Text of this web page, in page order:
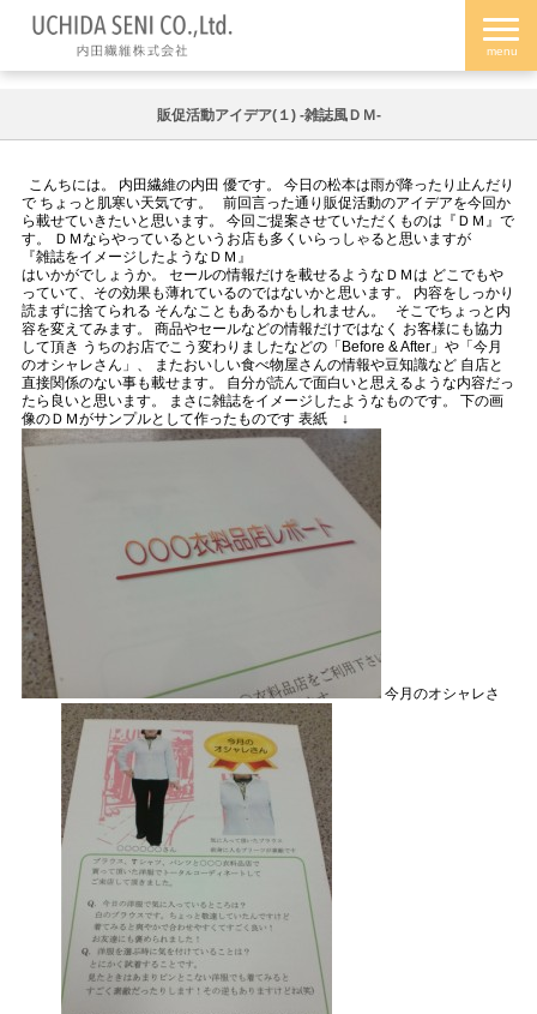
販促活動アイデア(１) -雑誌風ＤＭ-
こんちには。 内田繊維の内田 優です。 今日の松本は雨が降ったり止んだり
で ちょっと肌寒い天気です。 前回言った通り販促活動のアイデアを今回か
ら載せていきたいと思います。 今回ご提案させていただくものは『ＤＭ』で
す。 ＤＭならやっているというお店も多くいらっしゃると思いますが
『雑誌をイメージしたようなＤＭ』
はいかがでしょうか。 セールの情報だけを載せるようなＤＭは どこでもや
っていて、その効果も薄れているのではないかと思います。 内容をしっかり
読まずに捨てられる そんなこともあるかもしれません。 そこでちょっと内
容を変えてみます。 商品やセールなどの情報だけではなく お客様にも協力
して頂き うちのお店でこう変わりましたなどの「Before & After」や「今月
のオシャレさん」、 またおいしい食べ物屋さんの情報や豆知識など 自店と
直接関係のない事も載せます。 自分が読んで面白いと思えるような内容だっ
たら良いと思います。 まさに雑誌をイメージしたようなものです。 下の画
像のＤＭがサンプルとして作ったものです 表紙 ↓
今月のオシャレさ